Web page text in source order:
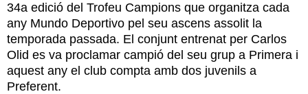
34a edició del Trofeu Campions que organitza cada
any Mundo Deportivo pel seu ascens assolit la
temporada passada. El conjunt entrenat per Carlos
Olid es va proclamar campió del seu grup a Primera i
aquest any el club compta amb dos juvenils a
Preferent.